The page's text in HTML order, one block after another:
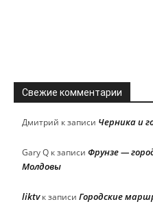
Свежие комментарии
Дмитрий к записи Черника и
Gary Q к записи Фрунзе —
Молдовы
liktvк записи Городские